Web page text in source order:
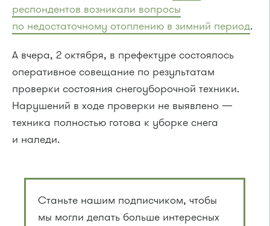
респондентов возникали вопросы
по недостаточному отоплению в зимний период.
А вчера, 2 октября, в префектуре состоялось
оперативное совещание по результатам
проверки состояния снегоуборочной техники.
Нарушений в ходе проверки не выявлено —
техника полностью готова к уборке снега
и наледи.
Станьте нашим подписчиком, чтобы
мы могли делать больше интересных